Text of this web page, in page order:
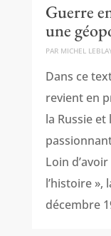
Guerre
une
PAR MICHEL
Dans ce
revient en
la Russie
Loin
l’histoire »,
décembre